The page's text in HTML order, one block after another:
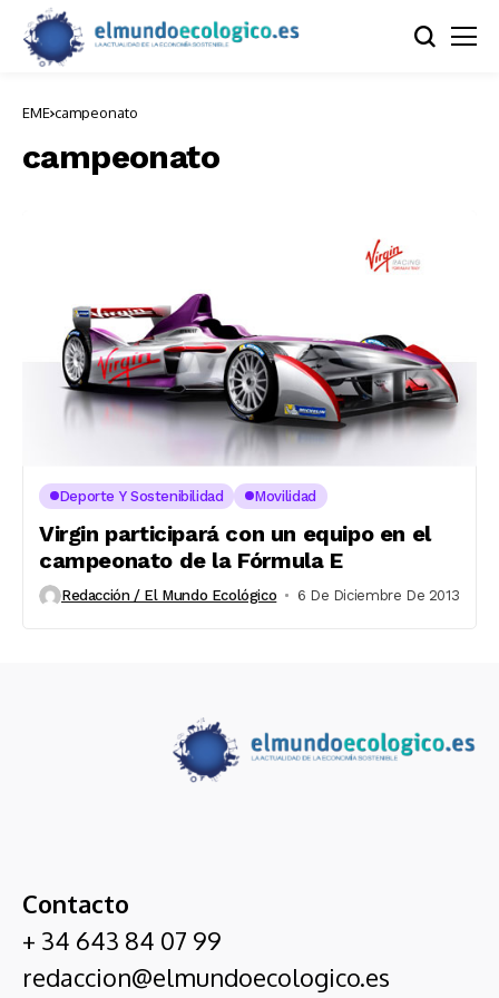
EME campeonato
campeonato
Deporte Y Sostenibilidad Movilidad
Virgin participará con un equipo en el
campeonato de la Fórmula E
Redacción / El Mundo Ecológico 6 De Diciembre De 2013
Contacto
+ 34 643 84 07 99
redaccion@elmundoecologico.es